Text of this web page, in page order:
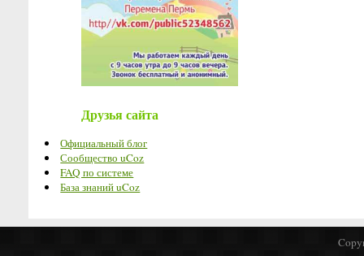
Друзья сайта
Официальный блог
Сообщество uCoz
FAQ по системе
База знаний uCoz